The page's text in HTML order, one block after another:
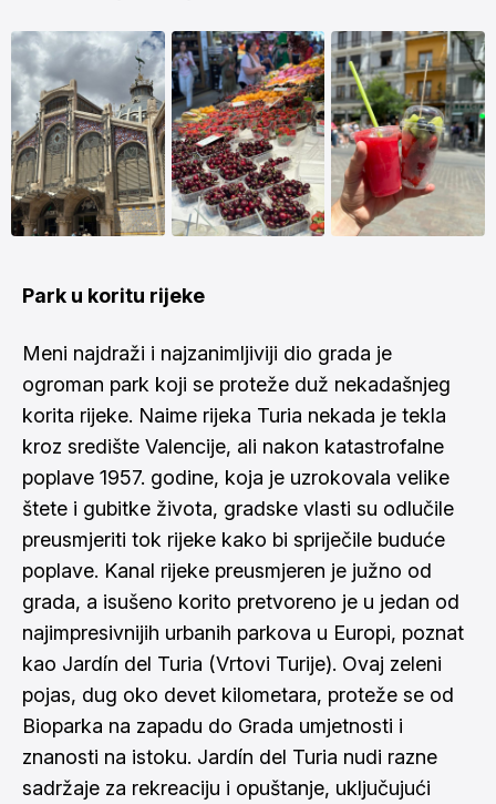
Park u koritu rijeke
Meni najdraži i najzanimljiviji dio grada je
ogroman park koji se proteže duž nekadašnjeg
korita rijeke. Naime rijeka Turia nekada je tekla
kroz središte Valencije, ali nakon katastrofalne
poplave 1957. godine, koja je uzrokovala velike
štete i gubitke života, gradske vlasti su odlučile
preusmjeriti tok rijeke kako bi spriječile buduće
poplave. Kanal rijeke preusmjeren je južno od
grada, a isušeno korito pretvoreno je u jedan od
najimpresivnijih urbanih parkova u Europi, poznat
kao Jardín del Turia (Vrtovi Turije). Ovaj zeleni
pojas, dug oko devet kilometara, proteže se od
Bioparka na zapadu do Grada umjetnosti i
znanosti na istoku. Jardín del Turia nudi razne
sadržaje za rekreaciju i opuštanje, uključujući